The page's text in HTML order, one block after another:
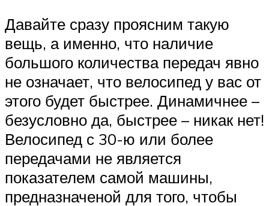
Давайте сразу проясним такую
вещь, а именно, что наличие
большого количества передач явно
не означает, что велосипед у вас от
этого будет быстрее. Динамичнее –
безусловно да, быстрее – никак нет!
Велосипед с 30-ю или более
передачами не является
показателем самой машины,
предназначеной для того, чтобы